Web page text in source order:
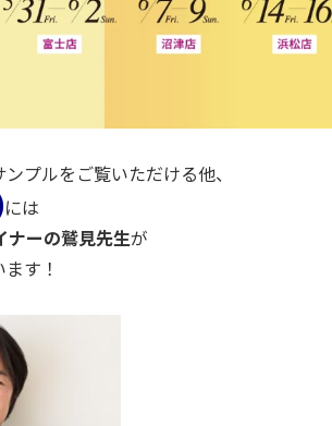
プルをご覧いただける他、
には
ナーの鷲見先生が
す！